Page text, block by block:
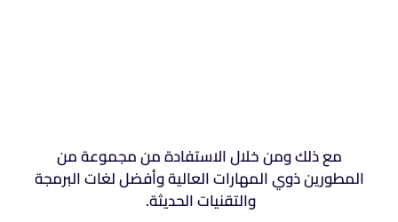
مع ذلك ومن خلال الاستفادة من مجموعة من
المطورين ذوي المهارات العالية وأفضل لغات البرمجة
والتقنيات الحديثة.